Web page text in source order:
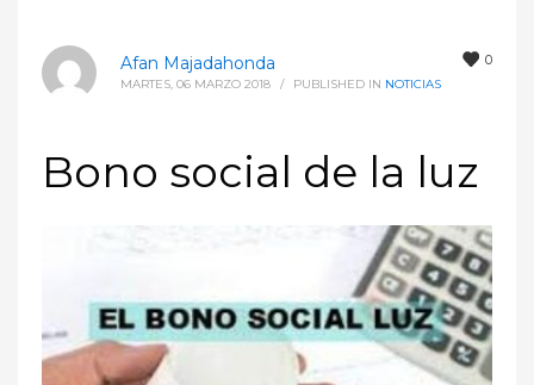
0
Afan Majadahonda
MARTES, 06 MARZO 2018 / PUBLISHED IN NOTICIAS
Bono social de la luz